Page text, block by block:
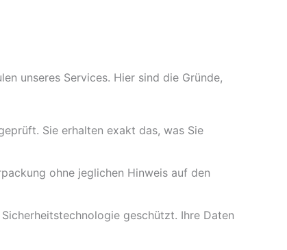
unseres Services. Hier sind die Gründe,
Sie erhalten exakt das, was Sie
ohne jeglichen Hinweis auf den
geschützt. Ihre Daten